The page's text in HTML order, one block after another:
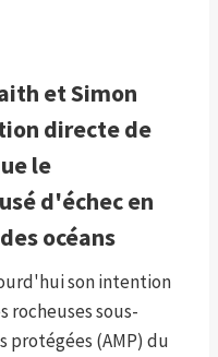
et Simon
directe de
le
d'échec en
océans
son intention
rocheuses sous-
protégées (AMP) du